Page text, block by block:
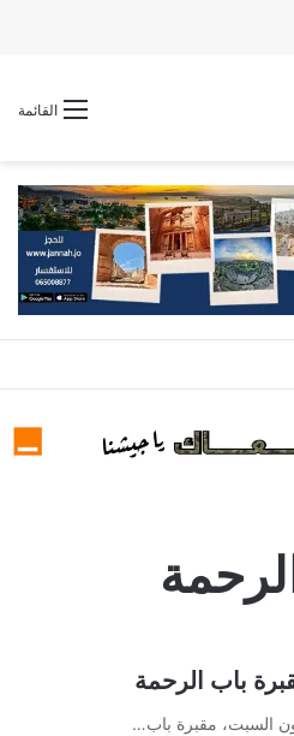
القائمة
باب الرحمة
السبت، مقبرة باب…